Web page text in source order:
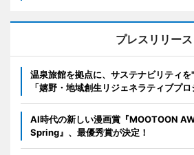
プレスリリース
温泉旅館を拠点に、サステナビリティ
「嬉野・地域創生リジェネラティブプ
AI時代の新しい漫画賞『MOOTOON
Spring』、最優秀賞が決定！